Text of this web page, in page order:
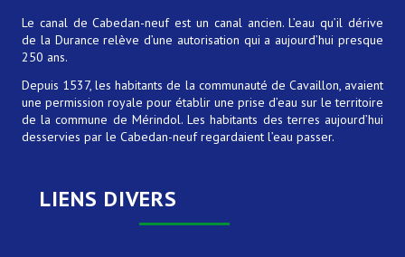
CONTRAT DE CANAL N° 2
ACTUALITÉS
CONTACT
Le canal de Cabedan-neuf est un canal ancien. L’eau qu’il dérive
de la Durance relève d’une autorisation qui a aujourd’hui presque
250 ans.
Depuis 1537, les habitants de la communauté de Cavaillon, avaient
une permission royale pour établir une prise d’eau sur le territoire
de la commune de Mérindol. Les habitants des terres aujourd’hui
desservies par le Cabedan-neuf regardaient l’eau passer.
LIENS DIVERS